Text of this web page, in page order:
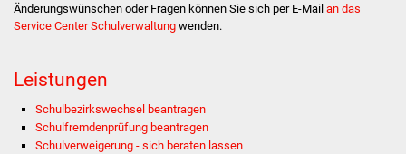
FNP / Bebauungspläne
Änderungswünschen oder Fragen können Sie sich per E-Mail an das
Service Center Schulverwaltungwenden.
Leistungen
Schulbezirkswechsel beantragen
Schulfremdenprüfung beantragen
Schulverweigerung - sich beraten lassen